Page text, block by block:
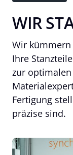
WIR
Wir
Ihre
zur
Fertigung
präzise sind.